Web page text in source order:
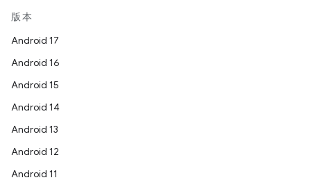
版本
Android 17
Android 16
Android 15
Android 14
Android 13
Android 12
Android 11